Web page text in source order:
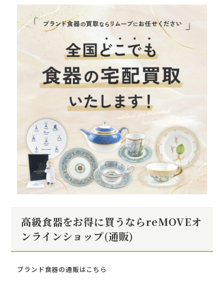
高級食器をお得に買うならreMOVEオ
ンラインショップ(通販)
ブランド食器の通販はこちら